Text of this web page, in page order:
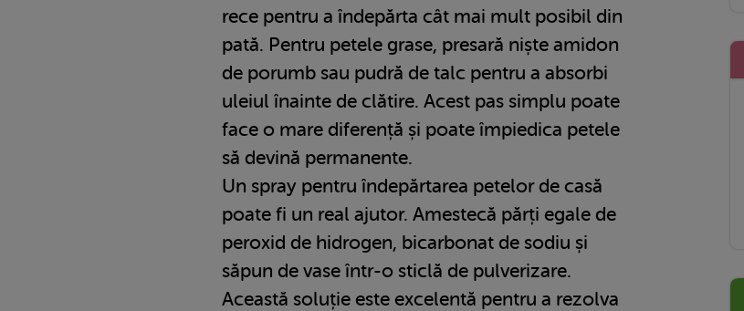
rece pentru a îndepărta cât mai mult posibil din
pată. Pentru petele grase, presară niște amidon
de porumb sau pudră de talc pentru a absorbi
uleiul înainte de clătire. Acest pas simplu poate
face o mare diferență și poate împiedica petele
să devină permanente.
Un spray pentru îndepărtarea petelor de casă
poate fi un real ajutor. Amestecă părți egale de
peroxid de hidrogen, bicarbonat de sodiu și
săpun de vase într-o sticlă de pulverizare.
Această soluție este excelentă pentru a rezolva